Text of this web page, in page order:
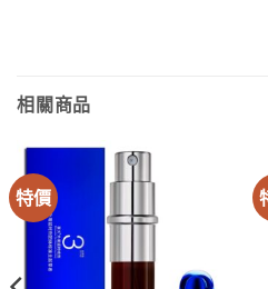
相關商品
特價